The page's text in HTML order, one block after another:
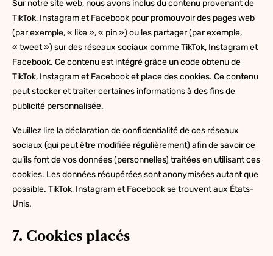
Sur notre site web, nous avons inclus du contenu provenant de
TikTok, Instagram et Facebook pour promouvoir des pages web
(par exemple, « like », « pin ») ou les partager (par exemple,
« tweet ») sur des réseaux sociaux comme TikTok, Instagram et
Facebook. Ce contenu est intégré grâce un code obtenu de
TikTok, Instagram et Facebook et place des cookies. Ce contenu
peut stocker et traiter certaines informations à des fins de
publicité personnalisée.
Veuillez lire la déclaration de confidentialité de ces réseaux
sociaux (qui peut être modifiée régulièrement) afin de savoir ce
qu’ils font de vos données (personnelles) traitées en utilisant ces
cookies. Les données récupérées sont anonymisées autant que
possible. TikTok, Instagram et Facebook se trouvent aux États-
Unis.
7. Cookies placés